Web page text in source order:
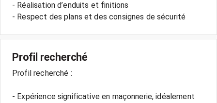
- Réalisation d’enduits et finitions
Profil recherché
Profil recherché :
- Expérience significative en maçonnerie, idéalement